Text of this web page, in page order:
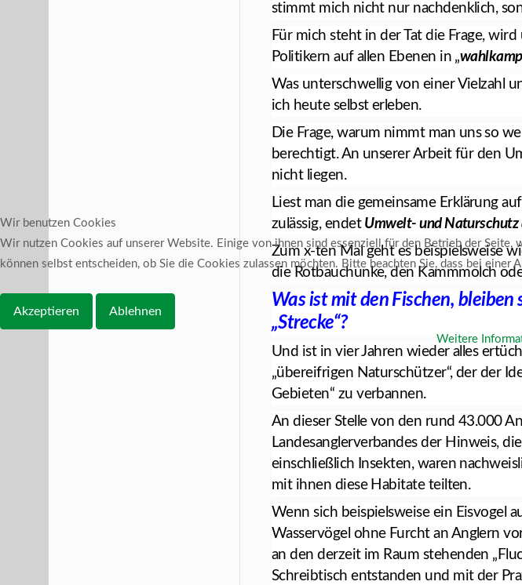
stimmt mich nicht nur nachdenklich,
Für mich steht in der Tat die Frage,
Politikern auf allen Ebenen in „
Was unterschwellig von einer Vielzahl
ich heute selbst erleben.
Die Frage, warum nimmt man uns so
berechtigt. An unserer Arbeit für den
nicht liegen.
Liest man die gemeinsame Erklärung
zulässig, endet Umwelt- und Naturschutz
Zum x-ten Mal geht es beispielsweise
die Rotbauchunke, den Kammmolch
Was ist mit den Fischen,
„Strecke“?
Und ist in vier Jahren wieder alles
„übereifrigen Naturschützer“, der der
Gebieten“ zu verbannen.
An dieser Stelle von den rund 43.000
Landesanglerverbandes der Hinweis,
einschließlich Insekten, waren
mit ihnen diese Habitate teilten.
Wenn sich beispielsweise ein Eisvogel
Wasservögel ohne Furcht an Anglern
an den derzeit im Raum stehenden
Schreibtisch entstanden und mit der
Wir benutzen Cookies
Wir nutzen Cookies auf unserer Website. Einige von ihnen sind essenziell für den Betrieb der Seite,
können selbst entscheiden, ob Sie die Cookies zulassen möchten. Bitte beachten Sie, dass bei
Akzeptieren Ablehnen
Weitere